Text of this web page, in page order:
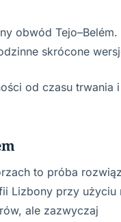
obwód Tejo–Belém.
skrócone
od czasu trwania i
to próba
Lizbony przy użyciu
ale zazwyczaj